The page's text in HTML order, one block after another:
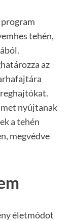
tehén,
az
nyújtanak
a tehén
megvédve
életmódot